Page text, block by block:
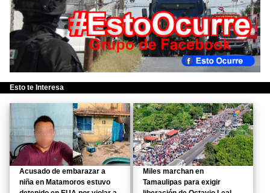
Esto te Interesa
Acusado de embarazar a
niña en Matamoros estuvo
Miles marchan en
Tamaulipas para exigir